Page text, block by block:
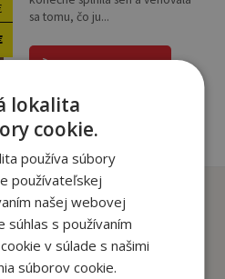
sa tomu, čo ju...
si kúpili
kúpili
lokalita
cookie.
používa súbory
používateľskej
našej webovej
s používaním
v súlade s našimi
súborov cookie.